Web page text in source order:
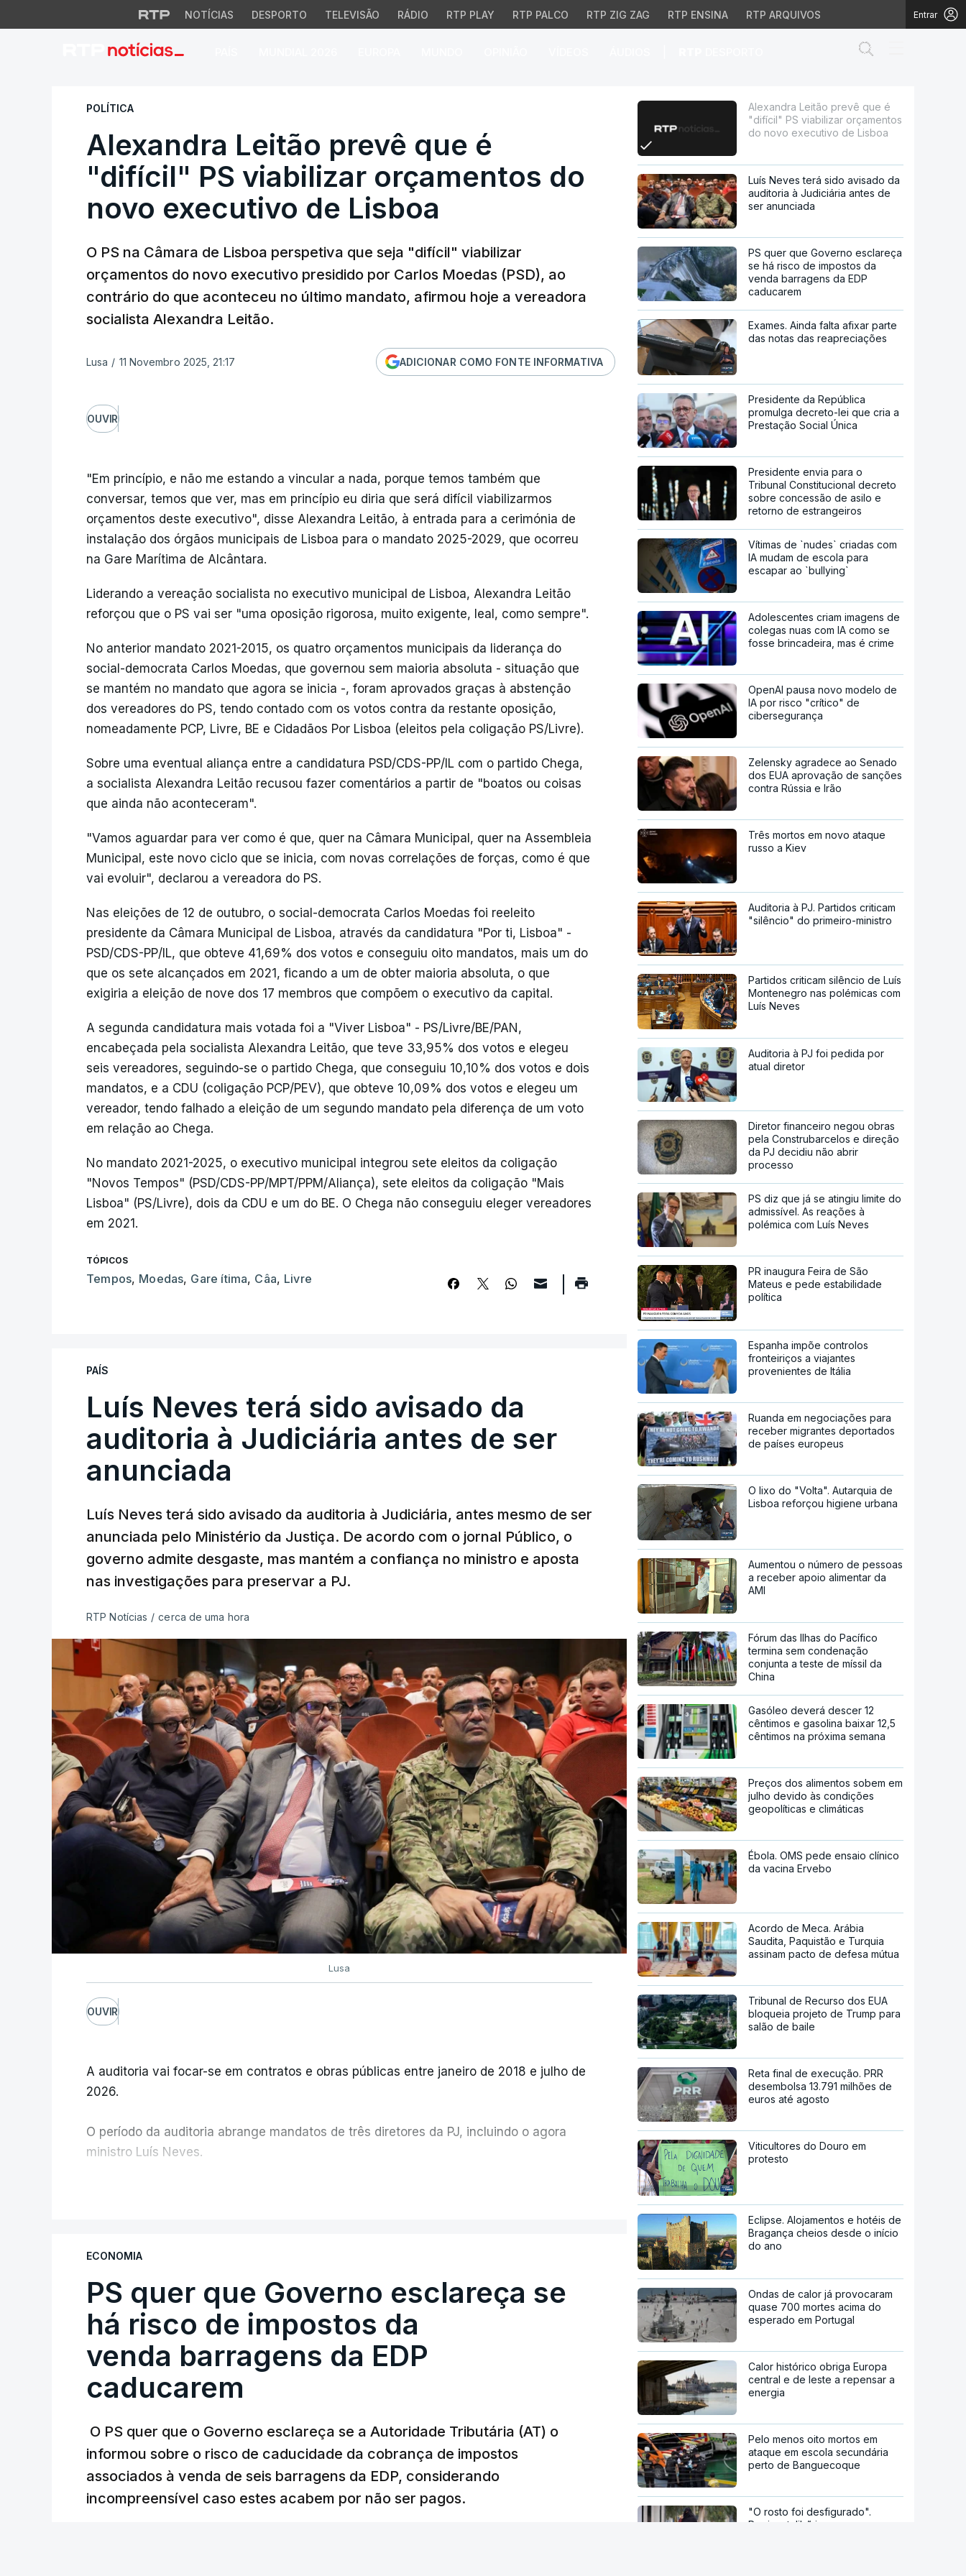
NOTÍCIAS DESPORTO TELEVISÃO RÁDIO RTP PLAY RTP PALCO RTP ZIG ZAG RTP ENSINA RTP ARQUIVOS Entrar
Alexandra Leitão prevê que é "difícil" PS viabilizar orçamentos
POLÍTICA
Alexandra Leitão prevê que é
"difícil" PS viabilizar orçamentos do
novo executivo de Lisboa
O PS na Câmara de Lisboa perspetiva que seja "difícil" viabilizar
orçamentos do novo executivo presidido por Carlos Moedas (PSD), ao
contrário do que aconteceu no último mandato, afirmou hoje a vereadora
socialista Alexandra Leitão.
Lusa / 11 Novembro 2025, 21:17 ADICIONAR COMO FONTE INFORMATIVA
OUVIR
"Em princípio, e não me estando a vincular a nada, porque temos também que
conversar, temos que ver, mas em princípio eu diria que será difícil viabilizarmos
orçamentos deste executivo", disse Alexandra Leitão, à entrada para a cerimónia de
instalação dos órgãos municipais de Lisboa para o mandato 2025-2029, que ocorreu
na Gare Marítima de Alcântara.
Liderando a vereação socialista no executivo municipal de Lisboa, Alexandra Leitão
reforçou que o PS vai ser "uma oposição rigorosa, muito exigente, leal, como sempre".
No anterior mandato 2021-2015, os quatro orçamentos municipais da liderança do
social-democrata Carlos Moedas, que governou sem maioria absoluta - situação que
se mantém no mandato que agora se inicia -, foram aprovados graças à abstenção
dos vereadores do PS, tendo contado com os votos contra da restante oposição,
nomeadamente PCP, Livre, BE e Cidadãos Por Lisboa (eleitos pela coligação PS/Livre).
Sobre uma eventual aliança entre a candidatura PSD/CDS-PP/IL com o partido Chega,
a socialista Alexandra Leitão recusou fazer comentários a partir de "boatos ou coisas
que ainda não aconteceram".
"Vamos aguardar para ver como é que, quer na Câmara Municipal, quer na Assembleia
Municipal, este novo ciclo que se inicia, com novas correlações de forças, como é que
vai evoluir", declarou a vereadora do PS.
Nas eleições de 12 de outubro, o social-democrata Carlos Moedas foi reeleito
presidente da Câmara Municipal de Lisboa, através da candidatura "Por ti, Lisboa" -
PSD/CDS-PP/IL, que obteve 41,69% dos votos e conseguiu oito mandatos, mais um do
que os sete alcançados em 2021, ficando a um de obter maioria absoluta, o que
exigiria a eleição de nove dos 17 membros que compõem o executivo da capital.
A segunda candidatura mais votada foi a "Viver Lisboa" - PS/Livre/BE/PAN,
encabeçada pela socialista Alexandra Leitão, que teve 33,95% dos votos e elegeu
seis vereadores, seguindo-se o partido Chega, que conseguiu 10,10% dos votos e dois
mandatos, e a CDU (coligação PCP/PEV), que obteve 10,09% dos votos e elegeu um
vereador, tendo falhado a eleição de um segundo mandato pela diferença de um voto
em relação ao Chega.
No mandato 2021-2025, o executivo municipal integrou sete eleitos da coligação
"Novos Tempos" (PSD/CDS-PP/MPT/PPM/Aliança), sete eleitos da coligação "Mais
Lisboa" (PS/Livre), dois da CDU e um do BE. O Chega não conseguiu eleger vereadores
em 2021.
TÓPICOS
Tempos, Moedas, Gare ítima, Câa, Livre
PAÍS
Luís Neves terá sido avisado da
auditoria à Judiciária antes de ser
anunciada
Luís Neves terá sido avisado da auditoria à Judiciária, antes mesmo de ser
anunciada pelo Ministério da Justiça. De acordo com o jornal Público, o
governo admite desgaste, mas mantém a confiança no ministro e aposta
nas investigações para preservar a PJ.
RTP Notícias / cerca de uma hora
Lusa
OUVIR
A auditoria vai focar-se em contratos e obras públicas entre janeiro de 2018 e julho de
2026.
O período da auditoria abrange mandatos de três diretores da PJ, incluindo o agora
ministro Luís Neves.
Não há prazos fixados para a conclusão desta avaliação à Polícia Judiciária.
Do início da polémica com a revelação de obras a título pessoal, numa propriedade no
Alentejo, feitas pelo mesmo empreiteiro contratado 17 vezes para obras na Polícia
Judiciária (PJ) até aos últimos dias, em que até do Governo surgiram ordens para mais
inquéritos e averiguações aos seus mandatos à frente da polícia criminal, Luís Neves
está há praticamente um mês sem sair do topo das notícias.
ARTIGOS RELACIONADOS
Nova polémica com Luís Neves. Ministro nega favorecimento a
ECONOMIA
PS quer que Governo esclareça se
há risco de impostos da
venda barragens da EDP
caducarem
O PS quer que o Governo esclareça se a Autoridade Tributária (AT) o
informou sobre o risco de caducidade da cobrança de impostos
associados à venda de seis barragens da EDP, considerando
incompreensível caso estes acabem por não ser pagos.
Alexandra Leitão prevê que é
"difícil" PS viabilizar orçamentos
do novo executivo de Lisboa
Luís Neves terá sido avisado da
auditoria à Judiciária antes de
ser anunciada
PS quer que Governo esclareça
se há risco de impostos da
venda barragens da EDP
caducarem
Exames. Ainda falta afixar parte
das notas das reapreciações
Presidente da República
promulga decreto-lei que cria a
Prestação Social Única
Presidente envia para o
Tribunal Constitucional decreto
sobre concessão de asilo e
retorno de estrangeiros
Vítimas de `nudes` criadas com
IA mudam de escola para
escapar ao `bullying`
Adolescentes criam imagens de
colegas nuas com IA como se
fosse brincadeira, mas é crime
OpenAI pausa novo modelo de
IA por risco "crítico" de
cibersegurança
Zelensky agradece ao Senado
dos EUA aprovação de sanções
contra Rússia e Irão
Três mortos em novo ataque
russo a Kiev
Auditoria à PJ. Partidos criticam
"silêncio" do primeiro-ministro
Partidos criticam silêncio de Luís
Montenegro nas polémicas com
Luís Neves
Auditoria à PJ foi pedida por
atual diretor
Diretor financeiro negou obras
pela Construbarcelos e direção
da PJ decidiu não abrir
processo
PS diz que já se atingiu limite do
admissível. As reações à
polémica com Luís Neves
PR inaugura Feira de São
Mateus e pede estabilidade
política
Espanha impõe controlos
fronteiriços a viajantes
provenientes de Itália
Ruanda em negociações para
receber migrantes deportados
de países europeus
O lixo do "Volta". Autarquia de
Lisboa reforçou higiene urbana
Aumentou o número de pessoas
a receber apoio alimentar da
AMI
Fórum das Ilhas do Pacífico
termina sem condenação
conjunta a teste de míssil da
China
Gasóleo deverá descer 12
cêntimos e gasolina baixar 12,5
cêntimos na próxima semana
Preços dos alimentos sobem em
julho devido às condições
geopolíticas e climáticas
Ébola. OMS pede ensaio clínico
da vacina Ervebo
Acordo de Meca. Arábia
Saudita, Paquistão e Turquia
assinam pacto de defesa mútua
Tribunal de Recurso dos EUA
bloqueia projeto de Trump para
salão de baile
Reta final de execução. PRR
desembolsa 13.791 milhões de
euros até agosto
Viticultores do Douro em
protesto
Eclipse. Alojamentos e hotéis de
Bragança cheios desde o início
do ano
Ondas de calor já provocaram
quase 700 mortes acima do
esperado em Portugal
Calor histórico obriga Europa
central e de leste a repensar a
energia
Pelo menos oito mortos em
ataque em escola secundária
perto de Banguecoque
"O rosto foi desfigurado".
Regime talibã inaugurou uma